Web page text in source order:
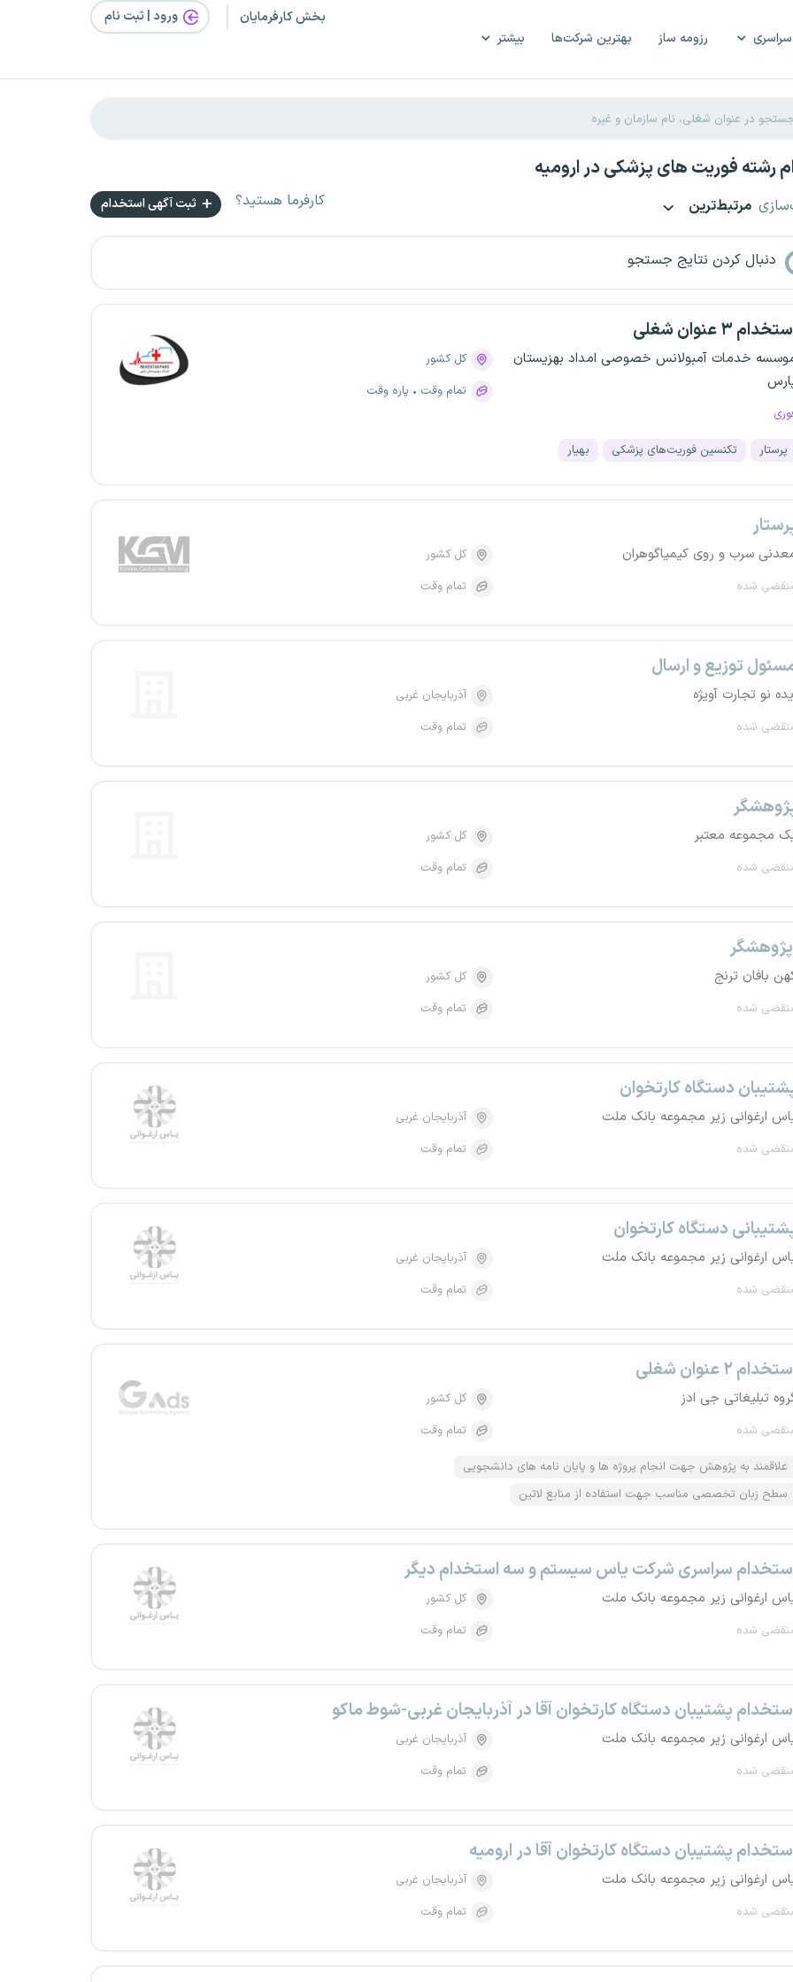
رزومه ساز بهترین شرکت‌ها بیشتر
بخش کارفرمایان ورود | ثبت‌ نام
رشته فوریت های پزشکی در ارومیه
مرتبط‌ترین کارفرما هستید؟ ثبت آگهی استخدام
دنبال کردن نتایج جستجو
۳ عنوان شغلی
خدمات آمبولانس خصوصی امداد بهزیستان
کل کشور
تمام وقت
پاره وقت
پرستار تکنسین فوریت‌های پزشکی بهیار
سرب و روی کیمیاگوهران
شده
کل کشور
تمام وقت
توزیع و ارسال
نو تجارت آویژه
شده
آذربایجان غربی
تمام وقت
مجموعه معتبر
شده
کل کشور
تمام وقت
پژوهشگر
بافان ترنج
شده
کل کشور
تمام وقت
دستگاه کارتخوان
ارغوانی زیر مجموعه بانک ملت
شده
آذربایجان غربی
تمام وقت
دستگاه کارتخوان
ارغوانی زیر مجموعه بانک ملت
شده
آذربایجان غربی
تمام وقت
۲ عنوان شغلی
تبلیغاتی جی ادز
شده
کل کشور
تمام وقت
علاقمند به پژوهش جهت انجام پروژه ها و پایان نامه های دانشجویی
سطح زبان تخصصی مناسب جهت استفاده از منابع لاتین
سراسری شرکت یاس سیستم و سه استخدام دیگر
ارغوانی زیر مجموعه بانک ملت
شده
کل کشور
تمام وقت
پشتیبان دستگاه کارتخوان آقا در آذربایجان غربی-شوط ماکو
ارغوانی زیر مجموعه بانک ملت
شده
آذربایجان غربی
تمام وقت
پشتیبان دستگاه کارتخوان آقا در ارومیه
ارغوانی زیر مجموعه بانک ملت
شده
آذربایجان غربی
تمام وقت